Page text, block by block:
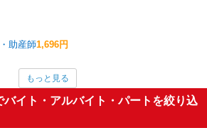
助産師1,696円
円
もっと見る
バイト・アルバイト・パートを絞り込